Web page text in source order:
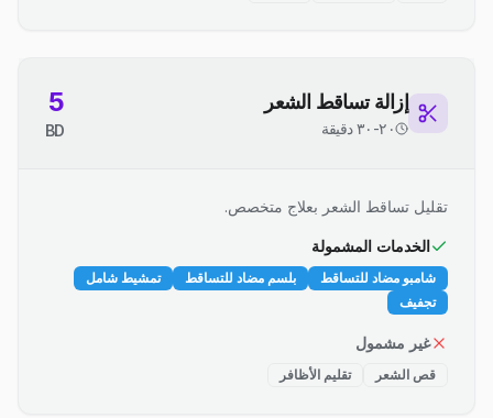
إزالة تساقط الشعر
٢٠-٣٠ دقيقة
5
BD
تقليل تساقط الشعر بعلاج متخصص.
الخدمات المشمولة
شامبو مضاد للتساقط بلسم مضاد للتساقط
تمشيط شامل
تجفيف
غير مشمول
قص الشعر تقليم الأظافر